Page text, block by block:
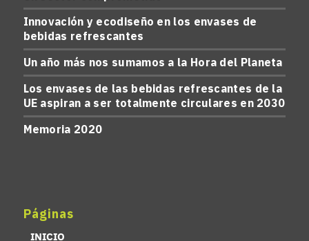
Innovación y ecodiseño en los envases de
bebidas refrescantes
Un año más nos sumamos a la Hora del Planeta
Los envases de las bebidas refrescantes de la
UE aspiran a ser totalmente circulares en 2030
Memoria 2020
Páginas
INICIO